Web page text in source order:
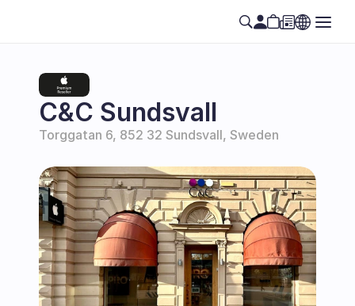
C&C Sundsvall
Torggatan 6, 852 32 Sundsvall, Sweden